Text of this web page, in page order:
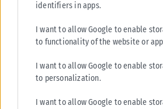
identifiers in apps.
I want to allow Google to enable
to functionality of the website or
I want to allow Google to enable
to personalization.
I want to allow Google to enable